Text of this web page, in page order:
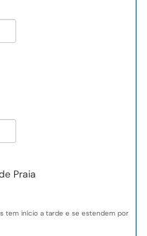
Praia
tem início a tarde e se estendem por